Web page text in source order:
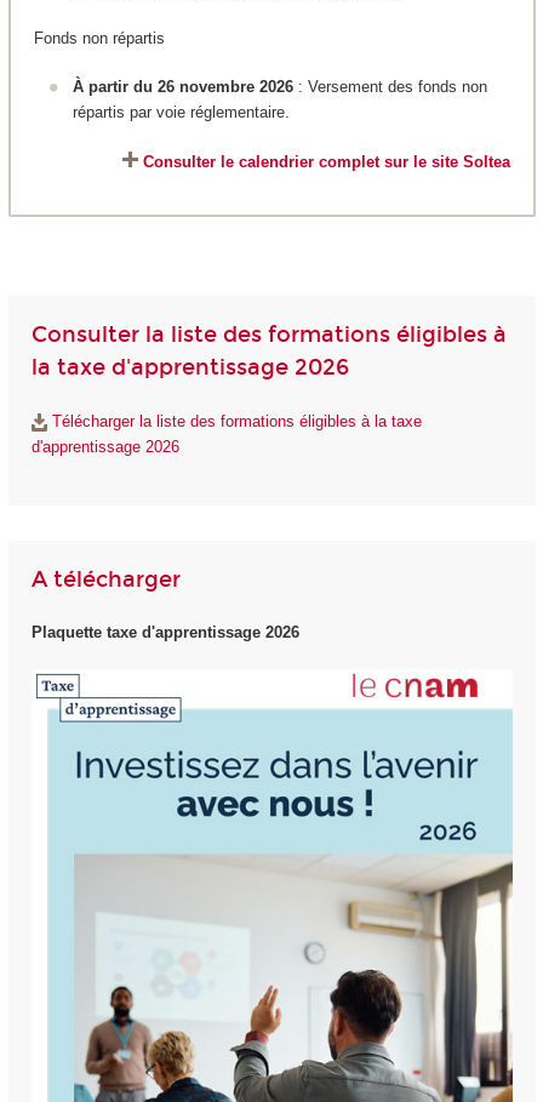
Fonds non répartis
À partir du 26 novembre 2026 : Versement des fonds non
répartis par voie réglementaire.
Consulter le calendrier complet sur le site Soltea
Consulter la liste des formations éligibles à
la taxe d'apprentissage 2026
Télécharger la liste des formations éligibles à la taxe
d'apprentissage 2026
A télécharger
Plaquette taxe d'apprentissage 2026